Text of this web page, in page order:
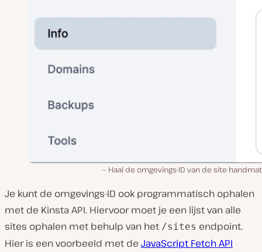
Haal de omgevings-ID van de site
Je kunt de omgevings-ID ook programmatisch ophalen
met de Kinsta API. Hiervoor moet je een lijst van alle
sites ophalen met behulp van het /sites endpoint.
Hier is een voorbeeld met de JavaScript Fetch API